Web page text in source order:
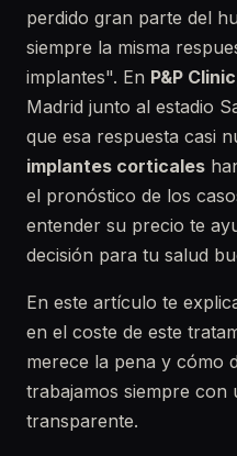
perdido gran parte del
siempre la misma
implantes". En P&P Clinic
Madrid junto al estadio
que esa respuesta casi
implantes corticales
el pronóstico de los
entender su precio te
decisión para tu salud
En este artículo te
en el coste de este
merece la pena y cómo
trabajamos siempre
transparente.